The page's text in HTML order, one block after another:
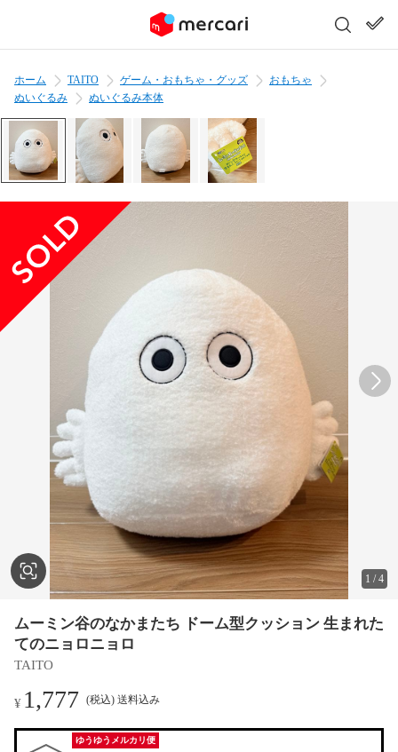
ホーム TAITO ゲーム・おもちゃ・グッズ
おもちゃ
ぬいぐるみ
ぬいぐるみ本体
1 /4
ムーミン谷のなかまたち ドーム型クッション 生まれた
てのニョロニョロ
TAITO
¥ 1,777 (税込) 送料込み
ゆうゆうメルカリ便